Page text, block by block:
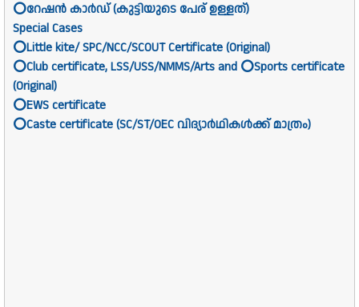
⭕റേഷൻ കാർഡ് (കുട്ടിയുടെ പേര് ഉള്ളത്)
Special Cases
⭕Little kite/ SPC/NCC/SCOUT Certificate (Original)
⭕Club certificate, LSS/USS/NMMS/Arts and ⭕Sports certificate
(Original)
⭕EWS certificate
⭕Caste certificate (SC/ST/OEC വിദ്യാർഥികൾക്ക് മാത്രം)